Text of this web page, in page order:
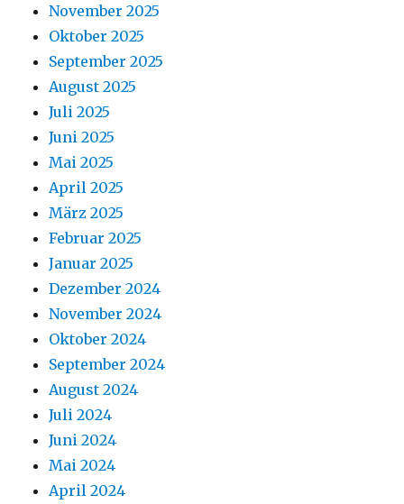
November 2025
Oktober 2025
September 2025
August 2025
Juli 2025
Juni 2025
Mai 2025
April 2025
März 2025
Februar 2025
Januar 2025
Dezember 2024
November 2024
Oktober 2024
September 2024
August 2024
Juli 2024
Juni 2024
Mai 2024
April 2024